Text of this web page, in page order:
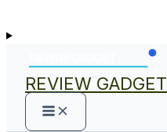
REVIEW GADGET